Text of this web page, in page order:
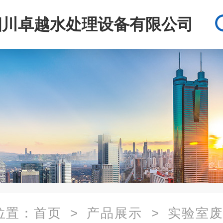
卓越水处理设备有限公司
： 首页 > 产品展示 > 实验室